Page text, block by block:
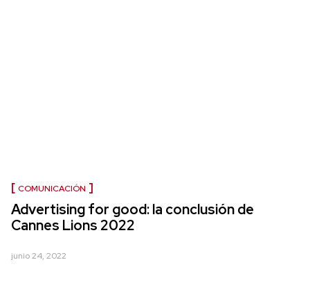
COMUNICACIÓN
Advertising for good: la conclusión de
Cannes Lions 2022
junio 24, 2022